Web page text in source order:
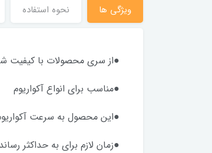
ویژگی ها نحوه استفاده
●از سری محصولات با کیفیت
●مناسب برای انواع آکواریوم
●این محصول به سرعت آکواریوم
●زمان لازم برای به حداکثر